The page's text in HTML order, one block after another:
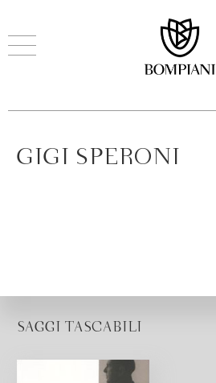
GIGI SPERONI
SAGGI TASCABILI